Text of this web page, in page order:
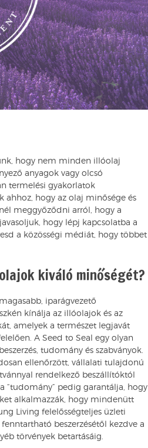
hogy nem minden illóolaj
anyagok vagy olcsó
termelési gyakorlatok
ahhoz, hogy az olaj minősége és
meggyőződni arról, hogy a
hogy lépj kapcsolatba a
a közösségi médiát, hogy többet
kiváló minőségét?
iparágvezető
kínálja az illóolajok és az
amelyek a természet legjavát
A Seed to Seal egy olyan
tudomány és szabványok.
ellenőrzött, vállalati tulajdonú
rendelkező beszállítóktól
“tudomány” pedig garantálja, hogy
alkalmazzák, hogy mindenütt
Living felelősségteljes üzleti
beszerzésétől kezdve a
törvények betartásáig.